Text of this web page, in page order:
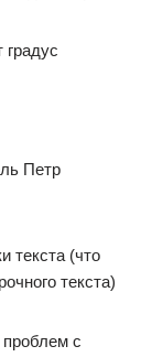
градус
Петр
текста (что
текста)
с